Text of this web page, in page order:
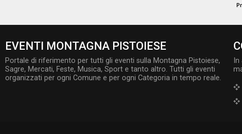
EVENTI MONTAGNA PISTOIESE
Portale di riferimento per tutti gli eventi sulla Montagna Pistoiese,
Sagre, Mercati, Feste, Musica, Sport e tanto altro. Tutti gli eventi
organizzati per ogni Comune e per ogni Categoria in tempo reale.
In